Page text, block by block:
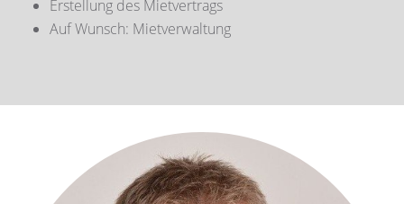
Erstellung des Mietvertrags
Auf Wunsch: Mietverwaltung